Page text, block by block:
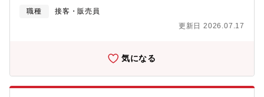
職種
接客・販売員
更新日 2026.07.17
気になる